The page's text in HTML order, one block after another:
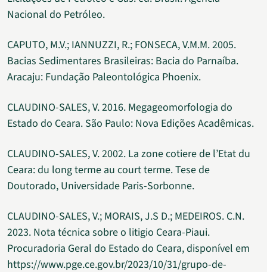
Nacional do Petróleo.
CAPUTO, M.V.; IANNUZZI, R.; FONSECA, V.M.M. 2005.
Bacias Sedimentares Brasileiras: Bacia do Parnaíba.
Aracaju: Fundação Paleontológica Phoenix.
CLAUDINO-SALES, V. 2016. Megageomorfologia do
Estado do Ceara. São Paulo: Nova Edições Acadêmicas.
CLAUDINO-SALES, V. 2002. La zone cotiere de l’Etat du
Ceara: du long terme au court terme. Tese de
Doutorado, Universidade Paris-Sorbonne.
CLAUDINO-SALES, V.; MORAIS, J.S D.; MEDEIROS. C.N.
2023. Nota técnica sobre o litigio Ceara-Piaui.
Procuradoria Geral do Estado do Ceara, disponível em
https://www.pge.ce.gov.br/2023/10/31/grupo-de-